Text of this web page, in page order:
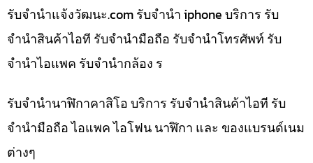
รับจํานําแจ้งวัฒนะ.com รับจำนำ iphone บริการ รับ
จำนำสินค้าไอที รับจำนำมือถือ รับจำนำโทรศัพท์ รับ
จำนำไอแพค รับจำนำกล้อง ร
รับจำนำนาฬิกาคาสิโอ บริการ รับจำนำสินค้าไอที รับ
จำนำมือถือ ไอแพค ไอโฟน นาฬิกา และ ของแบรนด์เนม
ต่างๆ